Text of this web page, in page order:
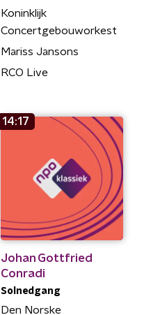
Koninklijk
Concertgebouworkest
Mariss Jansons
RCO Live
14:17
Johan Gottfried
Conradi
Solnedgang
Den Norske